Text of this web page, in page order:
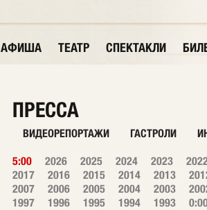
АФИША ТЕАТР СПЕКТАКЛИ
ПРЕССА
ВИДЕОРЕПОРТАЖИ ГАСТРОЛИ
5:00 2026 2025 2024 2023
2017
2016 2015 2014 2013
2007
2006 2005 2004 2003
1997
1996 1995 1994 1993